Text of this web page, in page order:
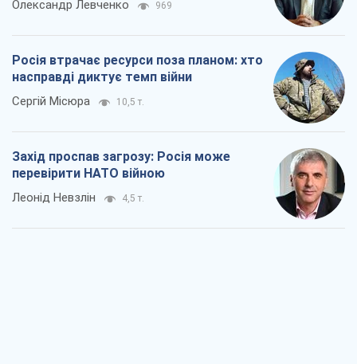
Олександр Левченко 969
Росія втрачає ресурси поза планом: хто
насправді диктує темп війни
Сергій Місюра 10,5 т.
Захід проспав загрозу: Росія може
перевірити НАТО війною
Леонід Невзлін 4,5 т.